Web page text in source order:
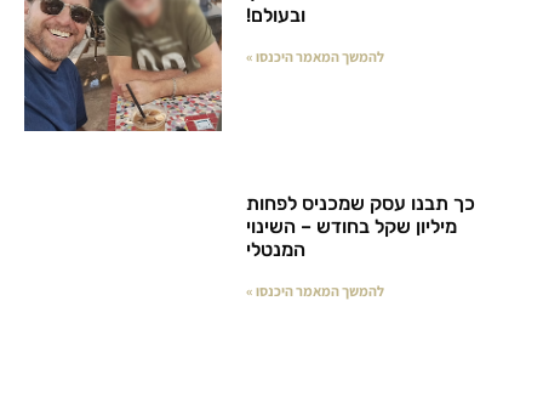
ובעולם!
להמשך המאמר היכנסו »
כך תבנו עסק שמכניס לפחות
מיליון שקל בחודש – השינוי
המנטלי
להמשך המאמר היכנסו »